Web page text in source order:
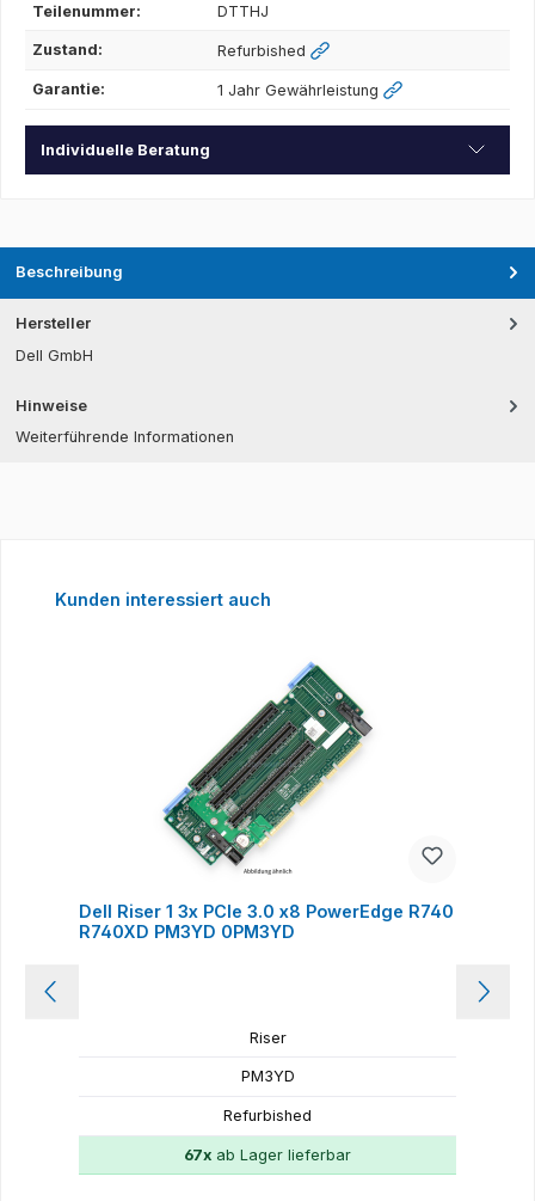
Teilenummer: DTTHJ
Zustand: Refurbished
Garantie: 1 Jahr Gewährleistung
Individuelle Beratung
Beschreibung
Hersteller
Dell GmbH
Hinweise
Weiterführende Informationen
Produktgalerie überspringen
Kunden interessiert auch
Dell Riser 1 3x PCIe 3.0 x8 PowerEdge R740
R740XD PM3YD 0PM3YD
Riser
PM3YD
Refurbished
67x ab Lager lieferbar